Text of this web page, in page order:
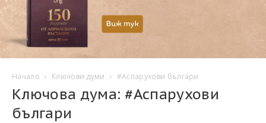
Начало Ключови думи #Аспарухови българи
Ключова дума: #Аспарухови
българи